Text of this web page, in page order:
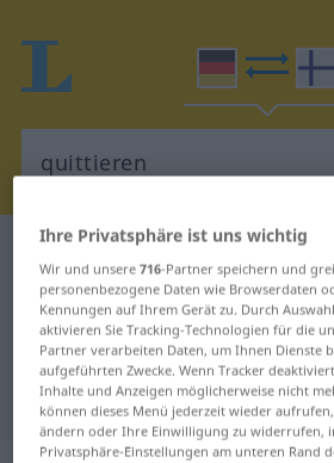
Deutsch-Finnisch Wörterbuch
Deutsch-Finnisch
"quittieren"
"quittieren" Finnisch
Ihre Privatsphäre ist uns wichtig
Wir und unsere716-Partner speichern und
personenbezogene Daten wie Browserdaten
Kennungen auf Ihrem Gerät zu. Durch
aktivieren Sie Tracking-Technologien für die
Partner verarbeiten Daten, um Ihnen Dienste
aufgeführten Zwecke. Wenn Tracker
Inhalte und Anzeigen möglicherweise nicht
können dieses Menü jederzeit wieder
ändern oder Ihre Einwilligung zu widerrufen,
Privatsphäre-Einstellungen am unteren Rand